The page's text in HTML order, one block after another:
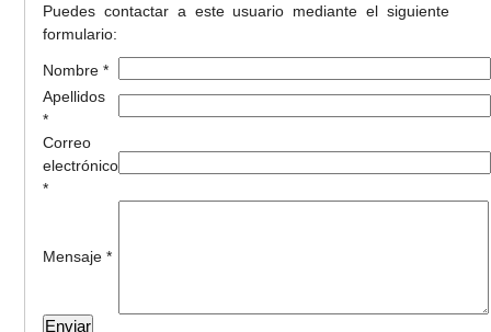
Puedes contactar a este usuario mediante el siguiente
formulario:
Nombre *
Apellidos
*
Correo
electrónico
*
Mensaje *